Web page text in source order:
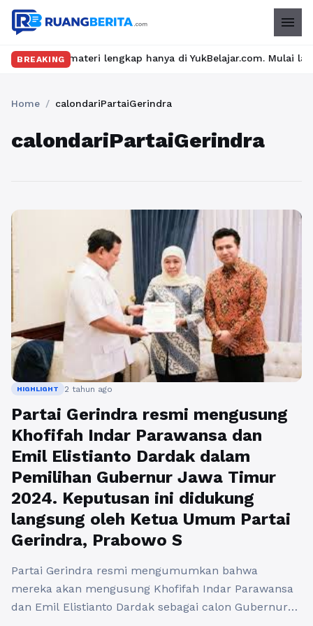
menu
BREAKING
materi lengkap hanya di YukBelajar.com. Mulai
Home / calondariPartaiGerindra
calondariPartaiGerindra
HIGHLIGHT 2 tahun ago
Partai Gerindra resmi mengusung
Khofifah Indar Parawansa dan
Emil Elistianto Dardak dalam
Pemilihan Gubernur Jawa Timur
2024. Keputusan ini didukung
langsung oleh Ketua Umum Partai
Gerindra, Prabowo S
Partai Gerindra resmi mengumumkan bahwa
mereka akan mengusung Khofifah Indar Parawansa
dan Emil Elistianto Dardak sebagai calon Gubernur